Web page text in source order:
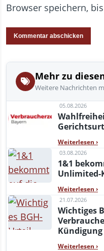
Browser speichern,
Mehr zu
Weitere Nachrichten
05.08.2026
Weiterlesen ›
03.08.2026
1&1
Unlimited-
Weiterlesen ›
21.07.2026
Wichtiges
Weiterlesen ›